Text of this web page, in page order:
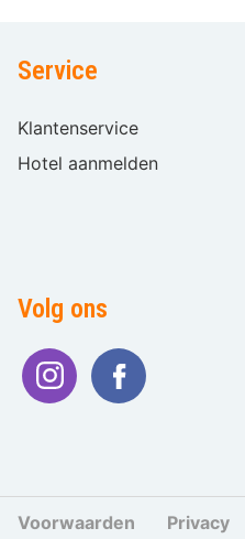
Service
Klantenservice
Hotel aanmelden
Volg ons
Voorwaarden Privacy